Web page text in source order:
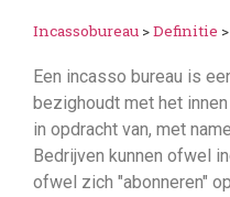
Incassobureau >Definitie >
Een incasso bureau is
bezighoudt met het
in opdracht van, met
Bedrijven kunnen ofwel
ofwel zich "abonneren"